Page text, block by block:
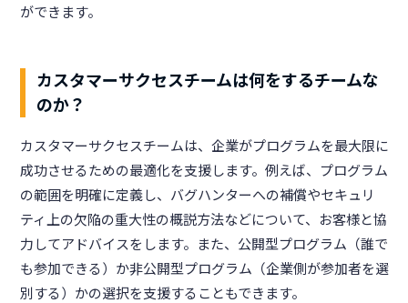
ができます。
カスタマーサクセスチームは何をするチームな
のか？
カスタマーサクセスチームは、企業がプログラムを最大限に
成功させるための最適化を支援します。例えば、プログラム
の範囲を明確に定義し、バグハンターへの補償やセキュリ
ティ上の欠陥の重大性の概説方法などについて、お客様と協
力してアドバイスをします。また、公開型プログラム（誰で
も参加できる）か非公開型プログラム（企業側が参加者を選
別する）かの選択を支援することもできます。